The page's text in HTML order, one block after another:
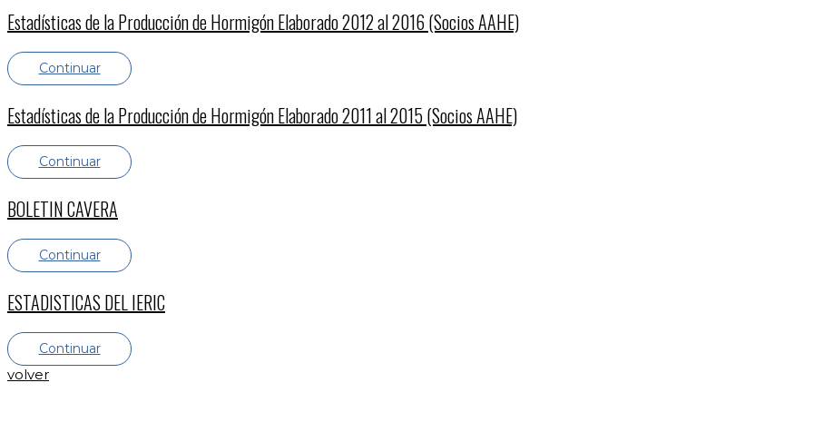
Estadísticas de la Producción de Hormigón Elaborado 2012 al 2016 (Socios AAHE)
Continuar
Estadísticas de la Producción de Hormigón Elaborado 2011 al 2015 (Socios AAHE)
Continuar
BOLETIN CAVERA
Continuar
ESTADISTICAS DEL IERIC
Continuar
volver